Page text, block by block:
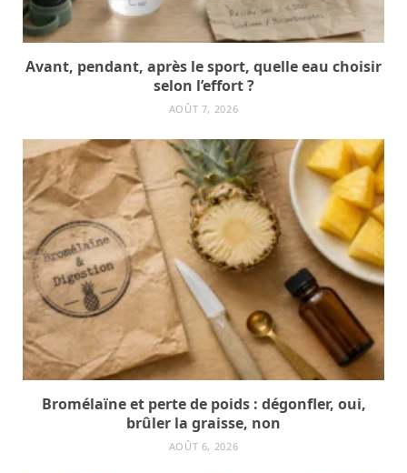
Avant, pendant, après le sport, quelle eau choisir
selon l’effort ?
AOÛT 7, 2026
Bromélaïne et perte de poids : dégonfler, oui,
brûler la graisse, non
AOÛT 6, 2026